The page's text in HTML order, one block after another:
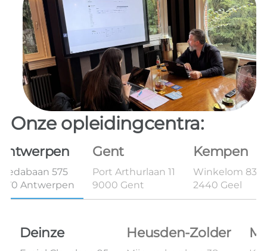
Onze opleidingcentra:
575
Antwerpen
Gent
Port Arthurlaan 11
9000 Gent
Kempen
Winkelom 83B
2440 Geel
Deinze Heusden-Zolder